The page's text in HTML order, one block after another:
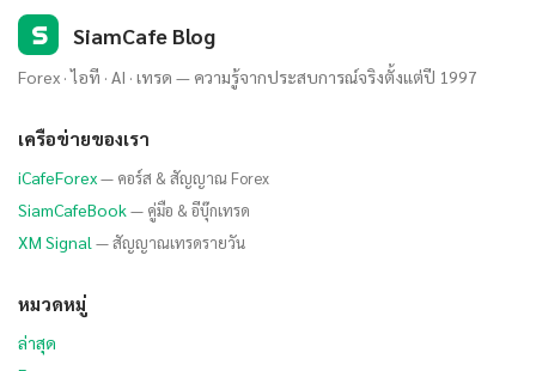
S SiamCafe Blog
Forex · ไอที · AI · เทรด — ความรู้จากประสบการณ์จริงตั้งแต่ปี 1997
เครือข่ายของเรา
iCafeForex— คอร์ส & สัญญาณ Forex
SiamCafeBook— คู่มือ & อีบุ๊กเทรด
XM Signal — สัญญาณเทรดรายวัน
หมวดหมู่
ล่าสุด